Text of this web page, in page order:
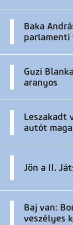
Baka
parlamenti
Guzi
aranyos
Leszakadt
autót
Jön a II.
Baj van:
veszélyes